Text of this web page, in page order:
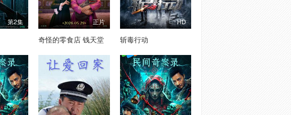
第2集 正片
奇怪的零食店 钱天堂
HD
斩毒行动